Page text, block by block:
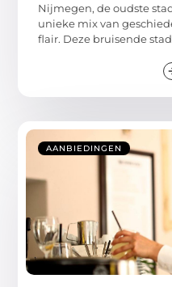
Nijmegen, de oudste
unieke mix van
flair. Deze bruisende stad
AANBIEDINGEN